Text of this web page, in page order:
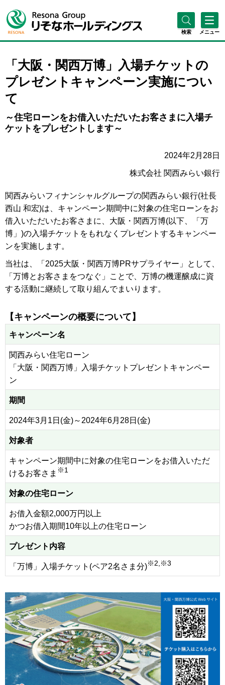
検索 メニュー
「大阪・関西万博」入場チケットの
プレゼントキャンペーン実施につい
て
～住宅ローンをお借入いただいたお客さまに入場チ
ケットをプレゼントします～
2024年2月28日
株式会社 関西みらい銀行
関西みらいフィナンシャルグループの関西みらい銀行(社長
西山 和宏)は、キャンペーン期間中に対象の住宅ローンをお
借入いただいたお客さまに、大阪・関西万博(以下、「万
博」)の入場チケットをもれなくプレゼントするキャンペー
ンを実施します。
当社は、「2025大阪・関西万博PRサプライヤー」として、
「万博とお客さまをつなぐ」ことで、万博の機運醸成に資
する活動に継続して取り組んでまいります。
【キャンペーンの概要について】
キャンペーン名
関西みらい住宅ローン
「大阪・関西万博」入場チケットプレゼントキャンペー
ン
期間
2024年3月1日(金)～2024年6月28日(金)
対象者
キャンペーン期間中に対象の住宅ローンをお借入いただ
けるお客さま ※1
対象の住宅ローン
お借入金額2,000万円以上
かつお借入期間10年以上の住宅ローン
プレゼント内容
「万博」入場チケット(ペア2名さま分)※2,※3